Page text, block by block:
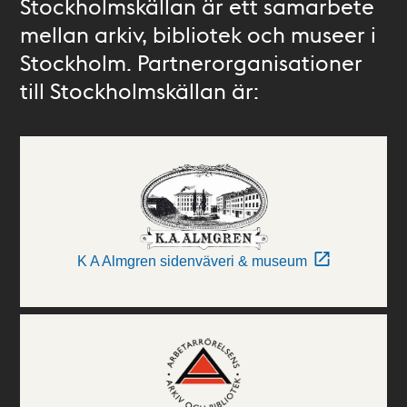
Stockholmskällan är ett samarbete
mellan arkiv, bibliotek och museer i
Stockholm. Partnerorganisationer
till Stockholmskällan är:
K A Almgren sidenväveri & museum